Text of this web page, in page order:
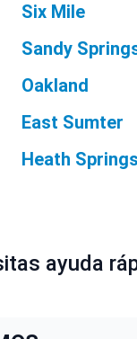
Six Mile
Sandy
Oakland
East Sumter
Heath Springs
ayuda